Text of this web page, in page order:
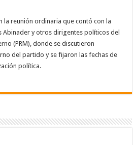
la reunión ordinaria que contó con la
Abinader y otros dirigentes políticos del
(PRM), donde se discutieron
del partido y se fijaron las fechas de
política.